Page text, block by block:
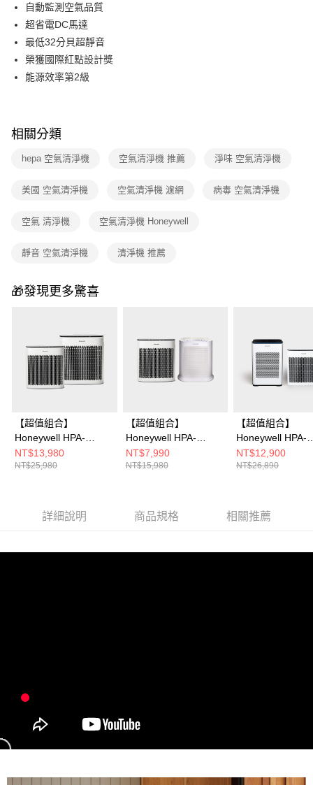
玉山商業銀行
台新國際商業銀行
台灣樂天信用卡公司
元大商業銀行
玉山商業銀行
台新國際商業銀行
台灣樂天信用卡公司
Google Pay
ATM付款
運送方式
自動監測空氣品質
超省電DC馬達
最低32分貝超靜音
榮獲國際紅點設計獎
能源效率第2級
相關分類
hepa 空氣清淨機 空氣清淨機 推薦 淨味 空氣清淨機
美國 空氣清淨機 空氣清淨機 濾網 病毒 空氣清淨機
空氣 清淨機 空氣清淨機 Honeywell
靜音 空氣清淨機 清淨機 推薦
🎁發現更多驚喜
【超值組合】
Honeywell HPA-
5350WTWV1 淨味空
氣清淨機+HPA-
NT$13,980
NT$25,980
【超值組合】
Honeywell HPA-
5150WTWV1 淨味空
氣清淨機+HPA-
NT$7,990
NT$15,980
【超值組合】
Honeywell HPA-
710WTWV1 抗
子空氣清淨機
NT$12,900
NT$26,890
詳細說明 商品規格 相關推薦